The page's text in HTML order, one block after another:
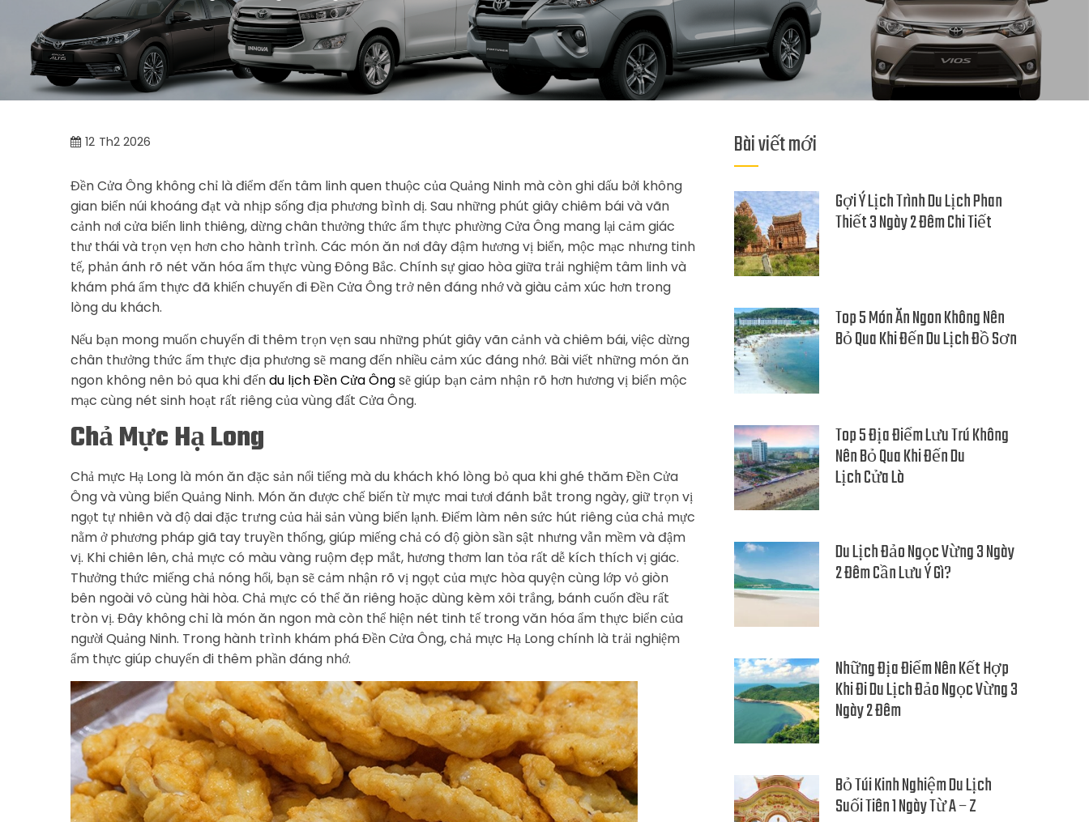
12 Th2 2026
Đền Cửa Ông không chỉ là điểm đến tâm linh quen thuộc của Quảng Ninh mà còn ghi dấu bởi không
gian biển núi khoáng đạt và nhịp sống địa phương bình dị. Sau những phút giây chiêm bái và vãn
cảnh nơi cửa biển linh thiêng, dừng chân thưởng thức ẩm thực phường Cửa Ông mang lại cảm giác
thư thái và trọn vẹn hơn cho hành trình. Các món ăn nơi đây đậm hương vị biển, mộc mạc nhưng tinh
tế, phản ánh rõ nét văn hóa ẩm thực vùng Đông Bắc. Chính sự giao hòa giữa trải nghiệm tâm linh và
khám phá ẩm thực đã khiến chuyến đi Đền Cửa Ông trở nên đáng nhớ và giàu cảm xúc hơn trong
lòng du khách.
Nếu bạn mong muốn chuyến đi thêm trọn vẹn sau những phút giây vãn cảnh và chiêm bái, việc dừng
chân thưởng thức ẩm thực địa phương sẽ mang đến nhiều cảm xúc đáng nhớ. Bài viết những món ăn
ngon không nên bỏ qua khi đếndu lịch Đền Cửa Ôngsẽ giúp bạn cảm nhận rõ hơn hương vị biển mộc
mạc cùng nét sinh hoạt rất riêng của vùng đất Cửa Ông.
Chả Mực Hạ Long
Chả mực Hạ Long là món ăn đặc sản nổi tiếng mà du khách khó lòng bỏ qua khi ghé thăm Đền Cửa
Ông và vùng biển Quảng Ninh. Món ăn được chế biến từ mực mai tươi đánh bắt trong ngày, giữ trọn vị
ngọt tự nhiên và độ dai đặc trưng của hải sản vùng biển lạnh. Điểm làm nên sức hút riêng của chả mực
nằm ở phương pháp giã tay truyền thống, giúp miếng chả có độ giòn sần sật nhưng vẫn mềm và đậm
vị. Khi chiên lên, chả mực có màu vàng ruộm đẹp mắt, hương thơm lan tỏa rất dễ kích thích vị giác.
Thưởng thức miếng chả nóng hổi, bạn sẽ cảm nhận rõ vị ngọt của mực hòa quyện cùng lớp vỏ giòn
bên ngoài vô cùng hài hòa. Chả mực có thể ăn riêng hoặc dùng kèm xôi trắng, bánh cuốn đều rất
tròn vị. Đây không chỉ là món ăn ngon mà còn thể hiện nét tinh tế trong văn hóa ẩm thực biển của
người Quảng Ninh. Trong hành trình khám phá Đền Cửa Ông, chả mực Hạ Long chính là trải nghiệm
ẩm thực giúp chuyến đi thêm phần đáng nhớ.
Bài viết mới
Gợi Ý Lịch Trình Du Lịch Phan
Thiết 3 Ngày 2 Đêm Chi Tiết
Top 5 Món Ăn Ngon Không Nên
Bỏ Qua Khi Đến Du Lịch Đồ Sơn
Top 5 Địa Điểm Lưu Trú Không
Nên Bỏ Qua Khi Đến Du
Lịch Cửa Lò
Du Lịch Đảo Ngọc Vừng 3 Ngày
2 Đêm Cần Lưu Ý Gì?
Những Địa Điểm Nên Kết Hợp
Khi Đi Du Lịch Đảo Ngọc Vừng 3
Ngày 2 Đêm
Bỏ Túi Kinh Nghiệm Du Lịch
Suối Tiên 1 Ngày Từ A – Z